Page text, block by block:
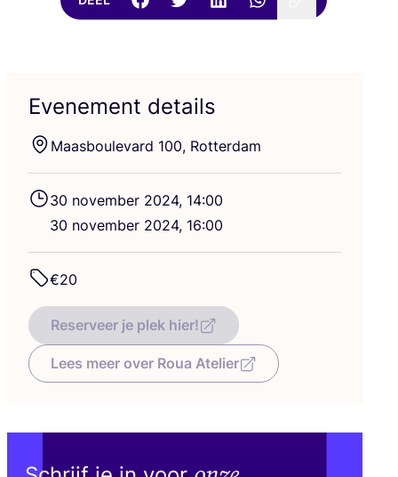
Evenement details
Maas­bou­le­vard 100, Rotterdam
30 novem­ber 2024, 14:00
30 novem­ber 2024, 16:00
€20
Reserveer je plek hier!
Lees meer over Roua Atelier